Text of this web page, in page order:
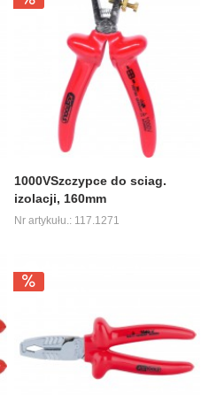
1000VSzczypce do sciag.
izolacji, 160mm
Nr artykułu.: 117.1271